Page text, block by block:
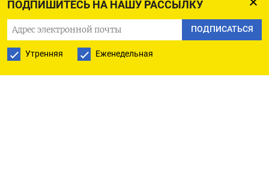
ПОДПИШИТЕСЬ НА НАШУ РАССЫЛКУ
ПОДПИСАТЬСЯ
Утренняя Еженедельная
ПОДПИСАТЬСЯ НА ТЕЛЕГРАМ
ПОДПИСАТЬСЯ В GOOGLE